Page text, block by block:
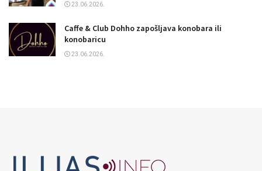
23.06.2026.
Caffe & Club Dohho zapošljava konobara ili
konobaricu
23.06.2026.